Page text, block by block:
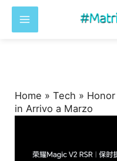
Home »Tech »
in Arrivo a Marzo